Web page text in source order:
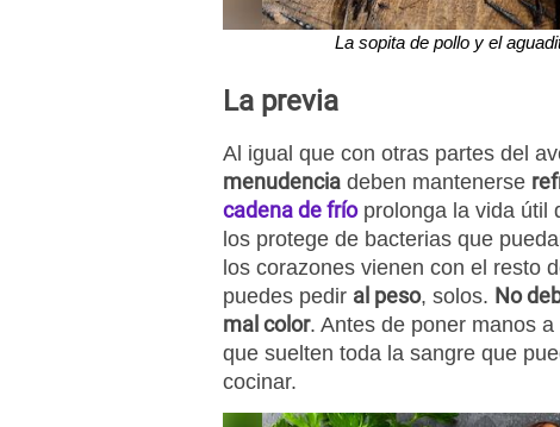
La sopita de pollo y el
La previa
Al igual que con otras partes del
menudencia deben mantenerse
cadena de fríoprolonga la vida útil
los protege de bacterias que
los corazones vienen con el resto
puedes pedir al peso, solos. No
mal color. Antes de poner manos
que suelten toda la sangre que
cocinar.